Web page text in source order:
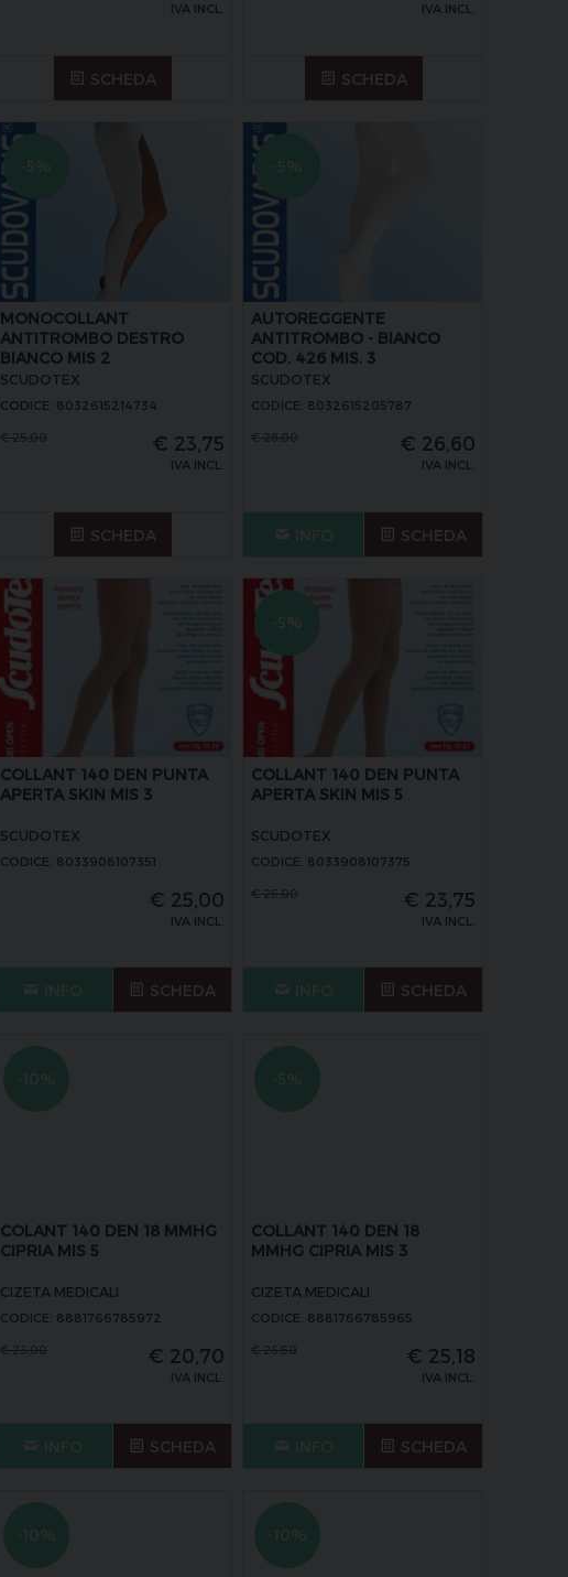
IVA INCL.
SCHEDA
IVA INCL.
SCHEDA
MONOCOLLANT
ANTITROMBO DESTRO
BIANCO MIS 2
SCUDOTEX
CODICE: 8032615214734
€ 23,75
IVA INCL.
SCHEDA
AUTOREGGENTE
ANTITROMBO - BIANCO
COD. 426 MIS. 3
SCUDOTEX
CODICE: 8032615205787
€ 26,60
IVA INCL.
SCHEDA
COLLANT 140 DEN PUNTA
APERTA SKIN MIS 3
SCUDOTEX
CODICE: 8033908107351
€ 25,00
IVA INCL.
SCHEDA
COLLANT 140 DEN PUNTA
APERTA SKIN MIS 5
SCUDOTEX
CODICE: 8033908107375
€ 23,75
IVA INCL.
SCHEDA
COLANT 140 DEN 18 MMHG
CIPRIA MIS 5
CIZETA MEDICALI
CODICE: 8881766785972
€ 20,70
IVA INCL.
SCHEDA
COLLANT 140 DEN 18
MMHG CIPRIA MIS 3
CIZETA MEDICALI
CODICE: 8881766785965
€ 25,18
IVA INCL.
SCHEDA